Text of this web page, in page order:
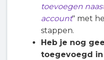
toevoegen
account" met
stappen.
Heb je nog
toegevoegd